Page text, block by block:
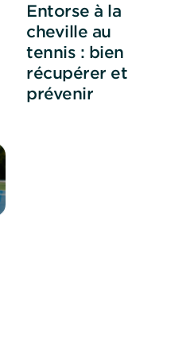
Entorse à la
cheville au
tennis : bien
récupérer et
prévenir